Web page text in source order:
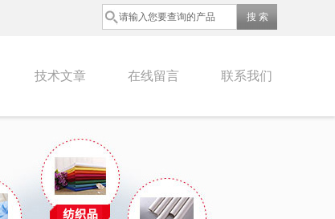
技术文章 在线留言 联系我们